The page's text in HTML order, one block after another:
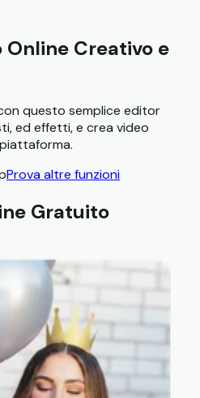
Creativo e
questo semplice editor
ed effetti, e crea video
Prova altre funzioni
Gratuito